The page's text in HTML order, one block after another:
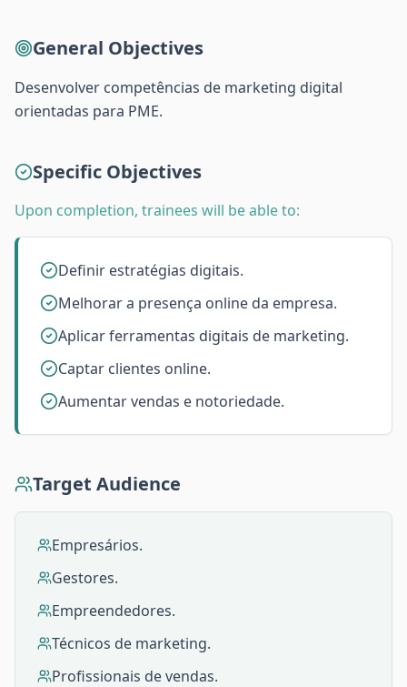
General Objectives
Desenvolver competências de marketing digital
orientadas para PME.
Specific Objectives
Upon completion, trainees will be able to:
Definir estratégias digitais.
Melhorar a presença online da empresa.
Aplicar ferramentas digitais de marketing.
Captar clientes online.
Aumentar vendas e notoriedade.
Target Audience
Empresários.
Gestores.
Empreendedores.
Técnicos de marketing.
Profissionais de vendas.